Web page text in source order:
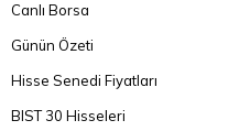
Canlı Borsa
Günün Özeti
Hisse Senedi Fiyatları
BIST 30 Hisseleri